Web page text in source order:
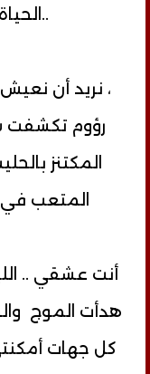
، نريد أن
رؤوم تكشفت
المكتنز
المتعب
أنت عشقي ..
هدأت الموج
كل جهات